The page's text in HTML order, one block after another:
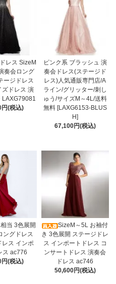
レス SizeM
奏会ロング
ージドレス
ズドレス 演
LAXG79081
(税込)
ピンク系 ブラッシュ 演
奏会ドレス(ステージド
レス)人気通販専門店/A
ライン/グリッター/刺し
ゅう/サイズM～4L/送料
無料 [LAXG6153-BLUS
H]
67,100円(税込)
当 3色展開
ングドレス
レス インポ
ス ac776
(税込)
SizeM～5L お袖付
き 3色展開 ステージドレ
ス インポートドレス コ
ンサートドレス 演奏会
ドレス ac746
50,600円(税込)